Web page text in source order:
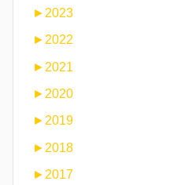
► 2023
► 2022
► 2021
► 2020
►2019
► 2018
► 2017